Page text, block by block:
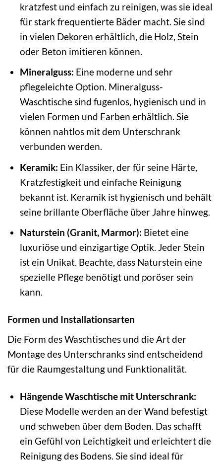
kratzfest und einfach zu reinigen, was sie ideal
für stark frequentierte Bäder macht. Sie sind
in vielen Dekoren erhältlich, die Holz, Stein
oder Beton imitieren können.
Mineralguss: Eine moderne und sehr
pflegeleichte Option. Mineralguss-
Waschtische sind fugenlos, hygienisch und in
vielen Formen und Farben erhältlich. Sie
können nahtlos mit dem Unterschrank
verbunden werden.
Keramik: Ein Klassiker, der für seine Härte,
Kratzfestigkeit und einfache Reinigung
bekannt ist. Keramik ist hygienisch und behält
seine brillante Oberfläche über Jahre hinweg.
Naturstein (Granit, Marmor): Bietet eine
luxuriöse und einzigartige Optik. Jeder Stein
ist ein Unikat. Beachte, dass Naturstein eine
spezielle Pflege benötigt und poröser sein
kann.
Formen und Installationsarten
Die Form des Waschtisches und die Art der
Montage des Unterschranks sind entscheidend
für die Raumgestaltung und Funktionalität.
Hängende Waschtische mit Unterschrank:
Diese Modelle werden an der Wand befestigt
und schweben über dem Boden. Das schafft
ein Gefühl von Leichtigkeit und erleichtert die
Reinigung des Bodens. Sie sind ideal für